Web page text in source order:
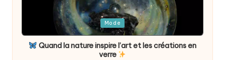
Mode
Quand la nature inspire l’art et les créations en
verre